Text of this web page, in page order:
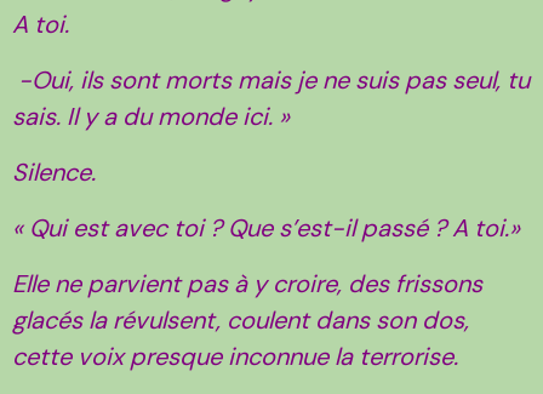
A toi.
-Oui, ils sont morts mais je ne suis pas seul, tu
sais. Il y a du monde ici. »
Silence.
« Qui est avec toi ? Que s’est-il passé ? A toi.»
Elle ne parvient pas à y croire, des frissons
glacés la révulsent, coulent dans son dos,
cette voix presque inconnue la terrorise.